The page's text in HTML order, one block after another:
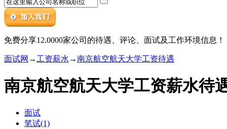
免费分享12.0000家公司的待遇、评论、面试及工作环境信息！
面试网 → 工资薪水 →南京航空航天大学工资待遇
南京航空航天大学工资薪水待
面试
笔试(1)